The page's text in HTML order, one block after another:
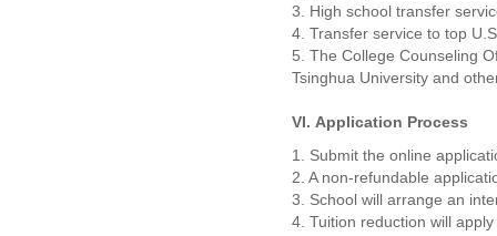
3. High school transfer
4. Transfer service to top
5. The College Counseling
Tsinghua University and
VI. Application Process
1. Submit the online
2. A non-refundable
3. School will arrange an
4. Tuition reduction will